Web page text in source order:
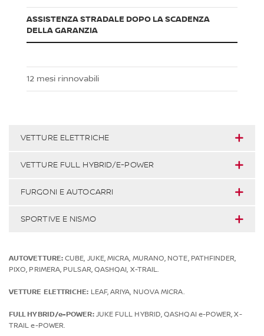
ASSISTENZA STRADALE DOPO LA SCADENZA
DELLA GARANZIA
12 mesi rinnovabili
VETTURE ELETTRICHE
VETTURE FULL HYBRID/E-POWER
FURGONI E AUTOCARRI
SPORTIVE E NISMO
AUTOVETTURE:CUBE, JUKE, MICRA, MURANO, NOTE, PATHFINDER,
PIXO, PRIMERA, PULSAR, QASHQAI, X-TRAIL.
VETTURE ELETTRICHE: LEAF, ARIYA, NUOVA MICRA.
FULL HYBRID/e-POWER:JUKE FULL HYBRID, QASHQAI e-POWER, X-
TRAIL e-POWER.